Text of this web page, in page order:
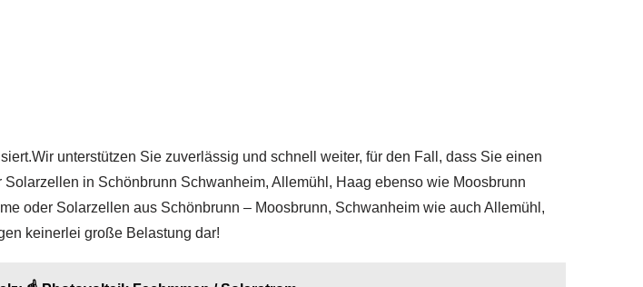
unterstützen Sie zuverlässig und schnell weiter, für den Fall, dass Sie einen
in Schönbrunn Schwanheim, Allemühl, Haag ebenso wie Moosbrunn
oder Solarzellen aus Schönbrunn – Moosbrunn, Schwanheim wie auch Allemühl,
keinerlei große Belastung dar!